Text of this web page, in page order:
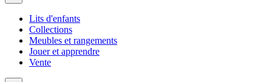
Lits d'enfants
Collections
Meubles et rangements
Jouer et apprendre
Vente